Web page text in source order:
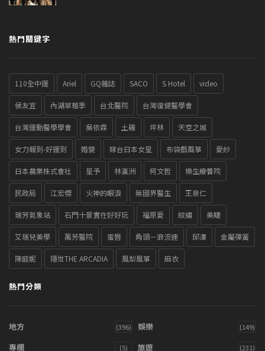
熱門關鍵字
110全中運 Ariel GQ雜誌 SACO S Hotel video
侯友宜 內湖草莓季 台北醫院 台灣復健醫學會
台灣運動醫學學會 吳依霖 土雞 坪林 天空之城
女力報到-好運到 婚變 嫁台日本女星 布袋戲風箏 愛紗
日本農業株式會社 星予 林瀛洲 柯文哲 樂生療養院
民政局 江宏傑 火神的眼淚 無國界醫生 王泉仁
瑞芳氣象站 石門十景實在好好玩 福原愛 紋繡 美睫
艾瑞兒美學 萬芳醫院 蜜唇 角頭－浪流連 邱澤 金屬彈簧
陳庭妮 隱世THE ARCADIA 風梨風箏 麻衣
熱門分類
地方 (396) 娛樂 (149)
專欄 (5) 旅遊 (231)